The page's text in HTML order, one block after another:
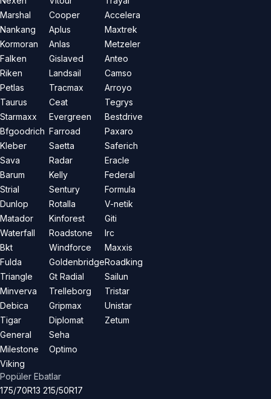
Marshal
Nankang
Kormoran
Falken
Riken
Petlas
Taurus
Starmaxx
Bfgoodrich
Kleber
Sava
Barum
Strial
Dunlop
Matador
Waterfall
Bkt
Fulda
Triangle
Minverva
Debica
Tigar
General
Milestone
Viking
Cooper
Aplus
Anlas
Gislaved
Landsail
Tracmax
Ceat
Evergreen
Farroad
Saetta
Radar
Kelly
Sentury
Rotalla
Kinforest
Roadstone
Windforce
Goldenbridge
Gt Radial
Trelleborg
Gripmax
Diplomat
Seha
Optimo
Accelera
Maxtrek
Metzeler
Anteo
Camso
Arroyo
Tegrys
Bestdrive
Paxaro
Saferich
Eracle
Federal
Formula
V-netik
Giti
Irc
Maxxis
Roadking
Sailun
Tristar
Unistar
Zetum
Popüler Ebatlar
175/70R13 215/50R17